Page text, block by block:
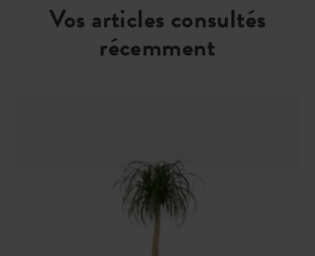
Vos articles consultés
récemment